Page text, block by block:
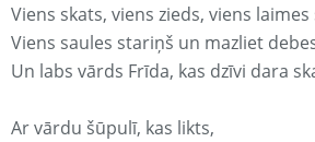
Viens skats, viens zieds, viens
Viens saules stariņš un mazliet
Un labs vārds Frīda, kas dzīvi dara
Ar vārdu šūpulī, kas likts,